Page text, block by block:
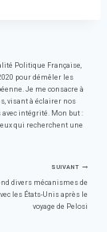
Politique Française,
pour démêler les
Je me consacre à
visant à éclairer nos
intégrité. Mon but :
qui recherchent une
SUIVANT
divers mécanismes de
les États-Unis après le
voyage de Pelosi